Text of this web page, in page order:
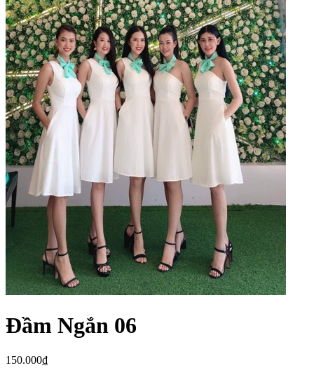
Đầm Ngắn 06
150.000₫